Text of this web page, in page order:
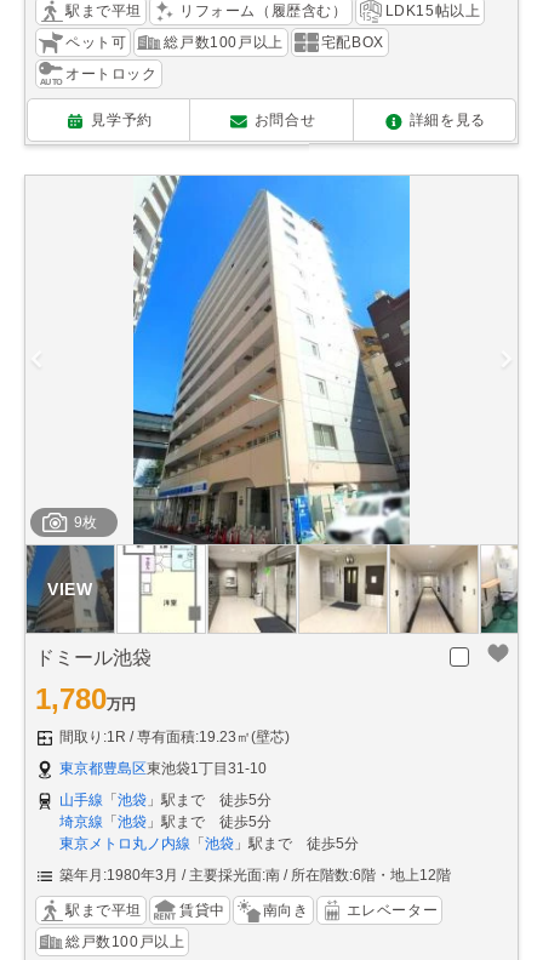
駅まで平坦 リフォーム（履歴含む）
LDK15帖以上
ペット可
総戸数100戸以上
宅配BOX
オートロック
見学予約 お問合せ 詳細を見る
9枚
ドミール池袋
1,780万円
間取り:1R
専有面積:19.23㎡(壁芯)
東京都豊島区東池袋1丁目31-10
山手線 「 池袋 」駅まで 徒歩5分
埼京線 「 池袋 」駅まで 徒歩5分
東京メトロ丸ノ内線 「 池袋 」駅まで 徒歩5分
築年月:1980年3月
主要採光面:南 所在階数:6階・地上12階
駅まで平坦 賃貸中 南向き
エレベーター
総戸数100戸以上